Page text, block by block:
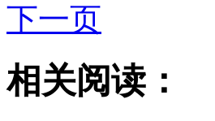
下一页
相关阅读：